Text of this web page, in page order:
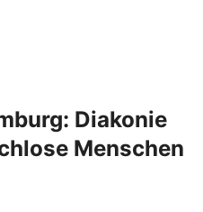
Diakonie
Menschen